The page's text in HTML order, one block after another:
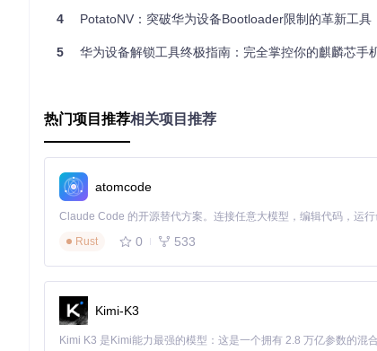
在主板上找到特定的测试点（可通过搜索具体机型获取
用导电镊子短接找到的测试点和金属屏蔽罩。
运行PotatoNV应用程序。
引导设备进入Fastboot模式，执行最终的解锁命令。
验证方法
进入Fastboot模式，输入相关命令查看设备的
尝试刷入第三方Recovery或ROM，若能正常刷入并启动
进阶应用图谱场景解决方案
4 PotatoNV：突破华为设备Bootloader限制的革新工具
5 华为设备解锁工具终极指南：完全掌控你的麒麟芯手
热门项目推荐相关项目推荐
atomcode
Rust
0 533
Kimi-K3